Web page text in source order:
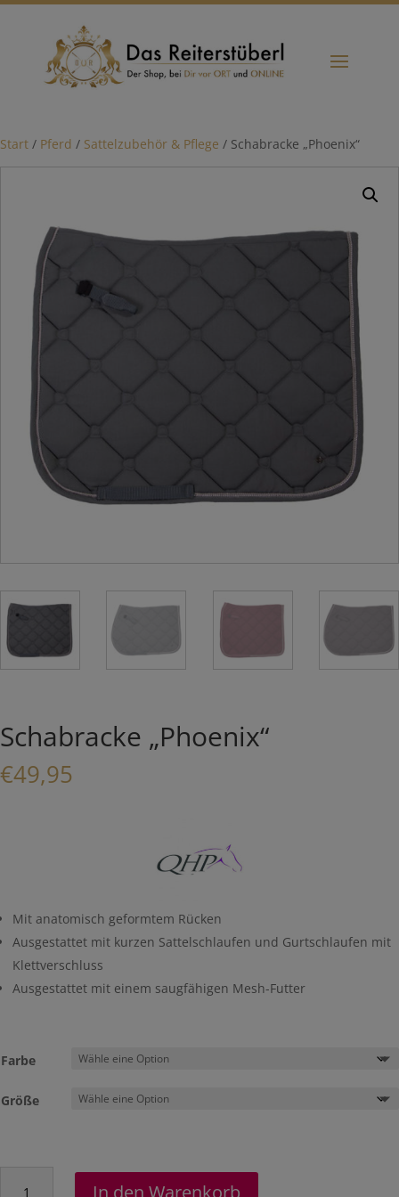
Start / Pferd / Sattelzubehör & Pflege / Schabracke „Phoenix“
Schabracke „Phoenix“
€49,95
Mit anatomisch geformtem Rücken
Ausgestattet mit kurzen Sattelschlaufen und Gurtschlaufen mit
Klettverschluss
Ausgestattet mit einem saugfähigen Mesh-Futter
Farbe
Größe
In den Warenkorb